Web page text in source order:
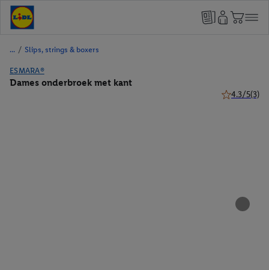
/ Slips, strings & boxers
ESMARA®
Dames onderbroek met kant
4.3/5(3)